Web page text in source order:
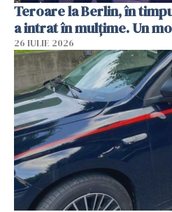
Teroare la Berlin, în
a intrat în mulțime. Un
26 IULIE 2026